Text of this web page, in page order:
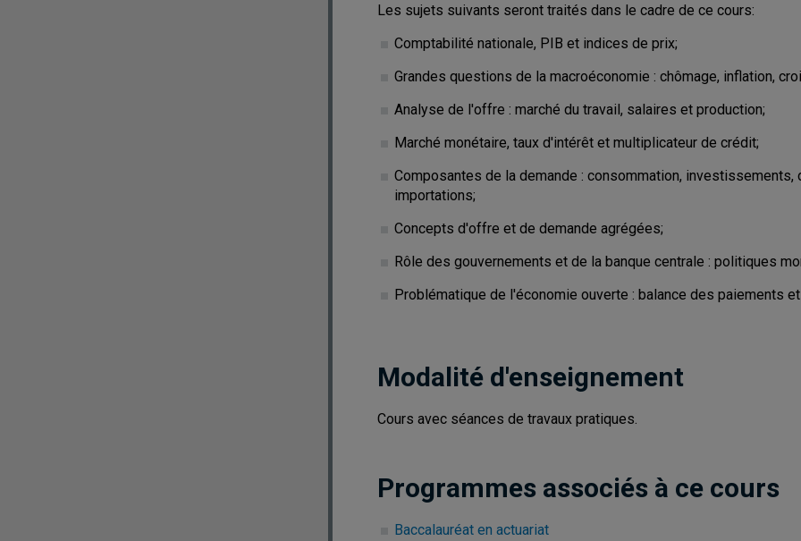
Les sujets suivants seront traités dans le cadre de ce cours:
Comptabilité nationale, PIB et indices de prix;
Grandes questions de la macroéconomie : chômage, inflation,
Analyse de l'offre : marché du travail, salaires et production;
Marché monétaire, taux d'intérêt et multiplicateur de crédit;
Composantes de la demande : consommation,
importations;
Concepts d'offre et de demande agrégées;
Rôle des gouvernements et de la banque centrale : politiques
Problématique de l'économie ouverte : balance des paiements
Modalité d'enseignement
Cours avec séances de travaux pratiques.
Programmes associés à ce cours
Baccalauréat en actuariat